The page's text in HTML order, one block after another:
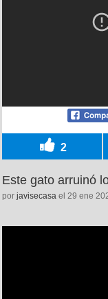
2
Este gato arruinó
por javisecasa el 29 ene